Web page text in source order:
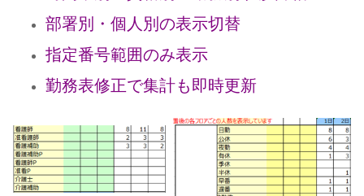
部署別・個人別の表示切替
指定番号範囲のみ表示
勤務表修正で集計も即時更新